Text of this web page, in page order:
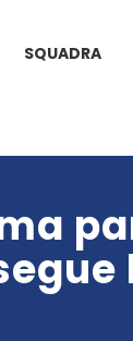
SQUADRA